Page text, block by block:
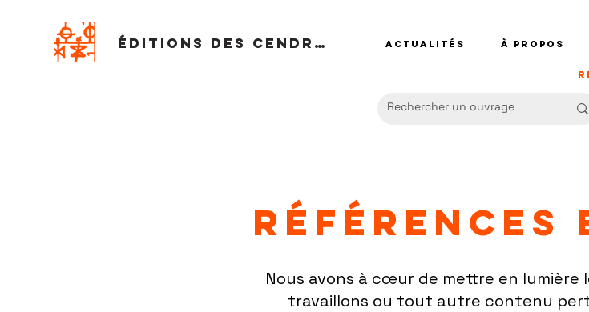
Éditions des Cendres Actualités À propos
Références
Nous avons à cœur de mettre en lumière
travaillons ou tout autre contenu